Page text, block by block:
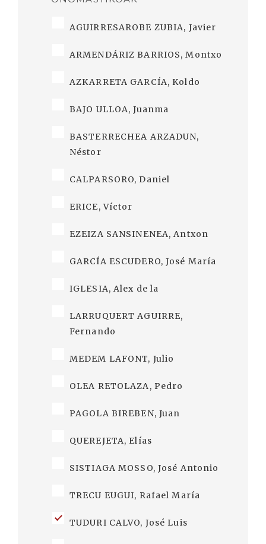
AGUIRRESAROBE ZUBIA, Javier
ARMENDÁRIZ BARRIOS, Montxo
AZKARRETA GARCÍA, Koldo
BAJO ULLOA, Juanma
BASTERRECHEA ARZADUN,
Néstor
CALPARSORO, Daniel
ERICE, Víctor
EZEIZA SANSINENEA, Antxon
GARCÍA ESCUDERO, José María
IGLESIA, Alex de la
LARRUQUERT AGUIRRE,
Fernando
MEDEM LAFONT, Julio
OLEA RETOLAZA, Pedro
PAGOLA BIREBEN, Juan
QUEREJETA, Elías
SISTIAGA MOSSO, José Antonio
TRECU EUGUI, Rafael María
TUDURI CALVO, José Luis